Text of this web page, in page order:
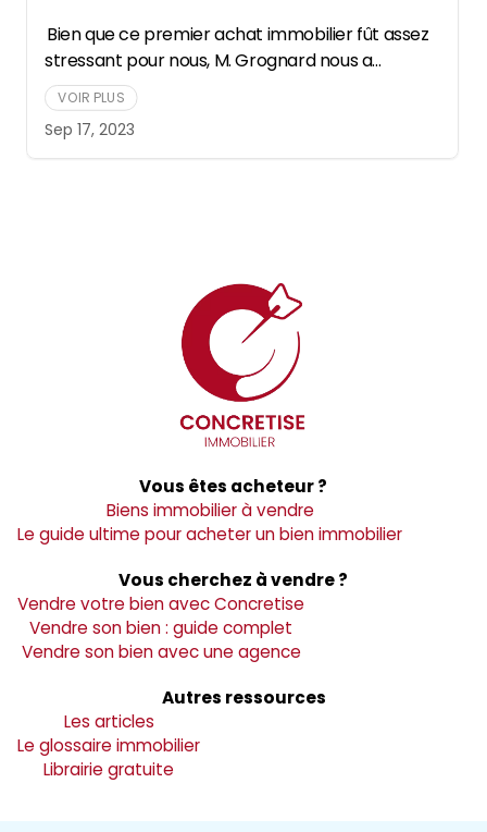
Bien que ce premier achat immobilier fût assez
stressant pour nous, M. Grognard nous a
rassurés et nous a expliqué avec
professionnalisme et simplicité toute la marche
à suivre.
VOIR PLUS
Sep 17, 2023
Vous êtes acheteur ?
Biens immobilier à vendre
Le guide ultime pour acheter un bien immobilier
Vous cherchez à vendre ?
Vendre votre bien avec Concretise
Vendre son bien : guide complet
Vendre son bien avec une agence
Autres ressources
Les articles
Le glossaire immobilier
Librairie gratuite